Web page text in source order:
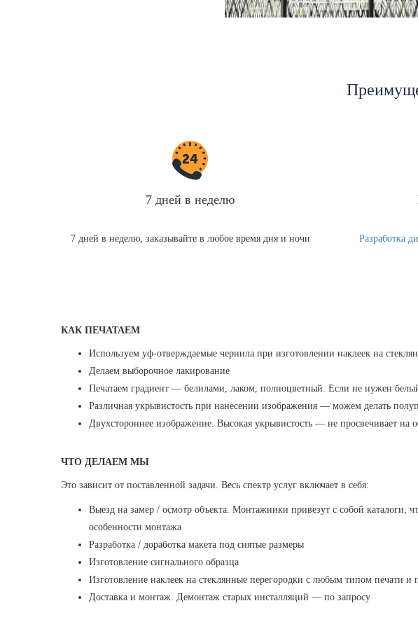
7 дней в неделю
7 дней в неделю, заказывайте в любое время дня и ночи Разработка
КАК ПЕЧАТАЕМ
Используем уф-отверждаемые чернила при изготовлении наклеек на
Делаем выборочное лакирование
Печатаем градиент — белилами, лаком, полноцветный. Если не нужен
Различная укрывистость при нанесении изображения — можем делать
Двухстороннее изображение. Высокая укрывистость — не просвечивает на
ЧТО ДЕЛАЕМ МЫ
Это зависит от поставленной задачи. Весь спектр услуг включает в себя:
Выезд на замер / осмотр объекта. Монтажники привезут с собой каталоги,
особенности монтажа
Разработка / доработка макета под снятые размеры
Изготовление сигнального образца
Изготовление наклеек на стеклянные перегородки с любым типом печати и
Доставка и монтаж. Демонтаж старых инсталляций — по запросу